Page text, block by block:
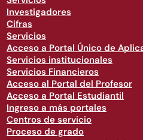
Investigadores
Cifras
Servicios
Acceso a Portal Único de
Servicios institucionales
Servicios Financieros
Acceso al Portal del Profesor
Acceso a Portal Estudiantil
Ingreso a más portales
Centros de servicio
Proceso de grado